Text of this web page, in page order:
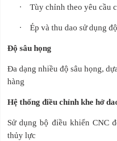
· Tùy chỉnh theo yêu cầu
· Ép và thu dao sử dụng
Độ sâu họng
Đa dạng nhiều độ sâu họng,
hàng
Hệ thống điều chỉnh khe hở
Sử dụng bộ điều khiển CNC
thủy lực